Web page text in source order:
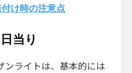
け時の注意点
日当り
ンライトは、基本的には